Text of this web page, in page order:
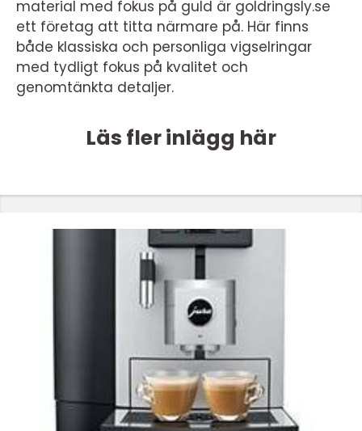
material med fokus på guld är goldringsly.se
ett företag att titta närmare på. Här finns
både klassiska och personliga vigselringar
med tydligt fokus på kvalitet och
genomtänkta detaljer.
Läs fler inlägg här